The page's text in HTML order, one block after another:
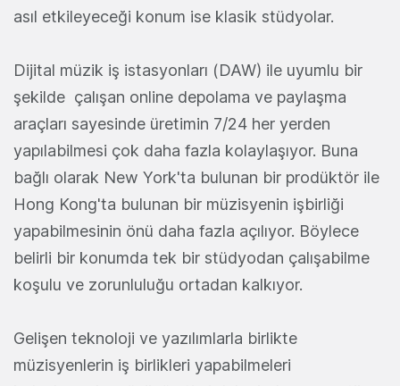
asıl etkileyeceği konum ise klasik stüdyolar.
Dijital müzik iş istasyonları (DAW) ile uyumlu bir
şekilde çalışan online depolama ve paylaşma
araçları sayesinde üretimin 7/24 her yerden
yapılabilmesi çok daha fazla kolaylaşıyor. Buna
bağlı olarak New York'ta bulunan bir prodüktör ile
Hong Kong'ta bulunan bir müzisyenin işbirliği
yapabilmesinin önü daha fazla açılıyor. Böylece
belirli bir konumda tek bir stüdyodan çalışabilme
koşulu ve zorunluluğu ortadan kalkıyor.
Gelişen teknoloji ve yazılımlarla birlikte
müzisyenlerin iş birlikleri yapabilmeleri